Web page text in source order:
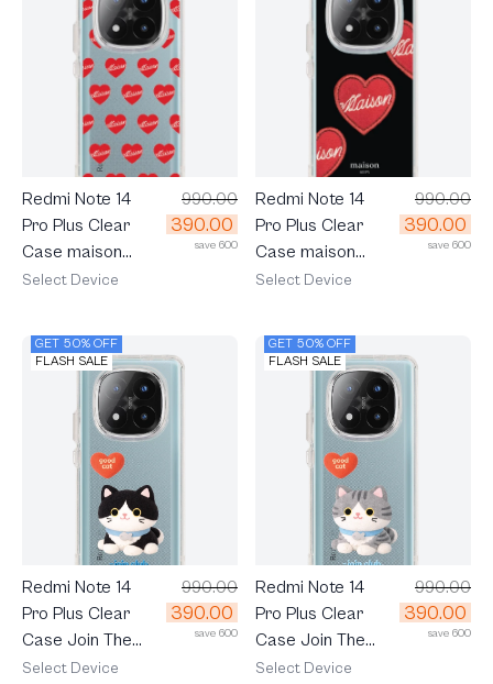
Redmi Note 14
Pro Plus Clear
Case maison
KEEPS Adore
990.00
390.00
save 600
Select Device
Redmi Note 14
Pro Plus Clear
Case maison
KEEPS Adore
990.00
390.00
save 600
Select Device
GET 50% OFF
FLASH SALE
Redmi Note 14
Pro Plus Clear
Case Join The
Club Heartful
990.00
390.00
save 600
Select Device
GET 50% OFF
FLASH SALE
Redmi Note 14
Pro Plus Clear
Case Join The
Club Heartful
990.00
390.00
save 600
Select Device